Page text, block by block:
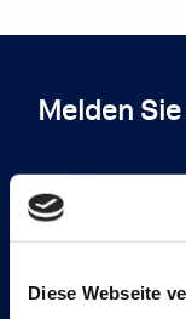
Diese Webseite
Melden